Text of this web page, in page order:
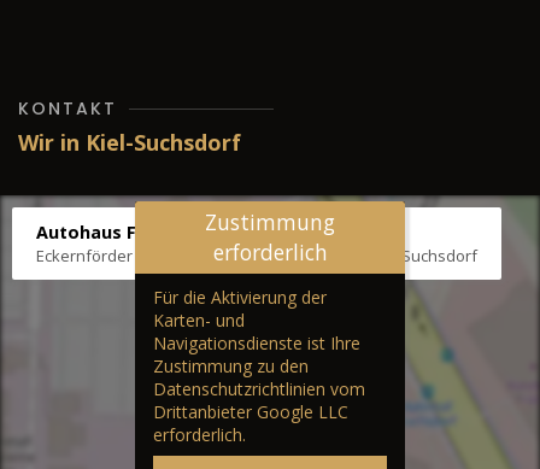
KONTAKT
Wir in Kiel-Suchsdorf
Autohaus Fräter
Eckernförder Str. /Klausbrooker Weg 1, 24107 Kiel-Suchsdorf
Zustimmung
erforderlich
Für die Aktivierung der
Karten- und
Navigationsdienste ist Ihre
Zustimmung zu den
Datenschutzrichtlinien vom
Drittanbieter Google LLC
erforderlich.